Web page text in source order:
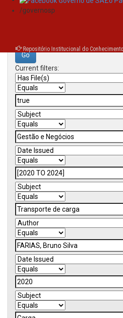
/governosp
Repositório Institucional do
Search:
Current filters: